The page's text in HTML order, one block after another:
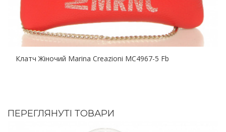
Клатч Жіночий Marina Creazioni MC4967-5 Fb
ПЕРЕГЛЯНУТІ ТОВАРИ